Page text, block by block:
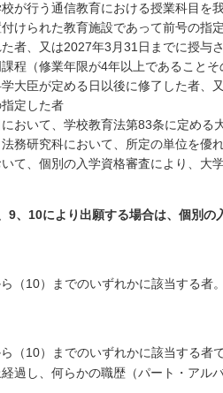
校が行う通信教育における授業科目
けられた教育施設であって前号の指
者、又は2027年3月31日までに授与
程（修業年限が4年以上であること
大臣が定める日以後に修了した者、
定した者
おいて、学校教育法第83条に定める
務研究科において、所定の単位を優
て、個別の入学資格審査により、大
9、10により出願する場合は、個別の
（10）までのいずれかに該当する者。
（10）までのいずれかに該当する者
過し、何らかの職歴（パート・アル